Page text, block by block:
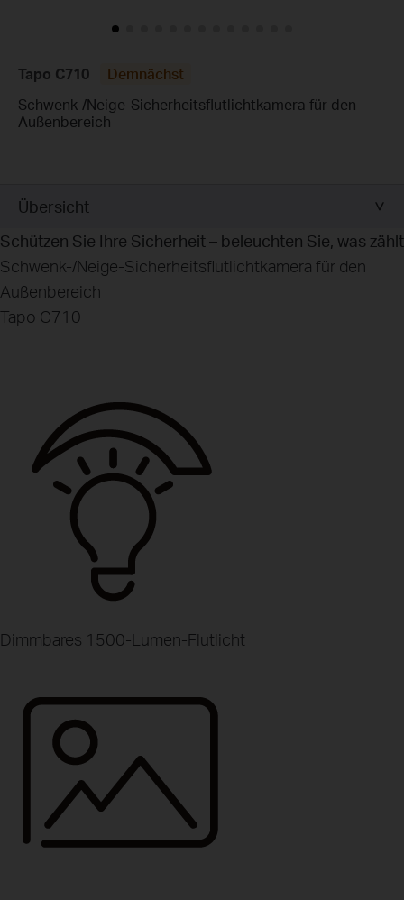
Tapo C710
Demnächst
Schwenk-/Neige-Sicherheitsflutlichtkamera für den
Außenbereich
Übersicht
Schützen Sie Ihre Sicherheit – beleuchten Sie, was zählt
Schwenk-/Neige-Sicherheitsflutlichtkamera für den
Außenbereich
Tapo C710
Dimmbares 1500-Lumen-Flutlicht